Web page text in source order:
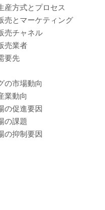
産方式とプロセス
売とマーケティング
売チャネル
売業者
要先
の市場動向
業動向
の促進要因
の課題
の抑制要因